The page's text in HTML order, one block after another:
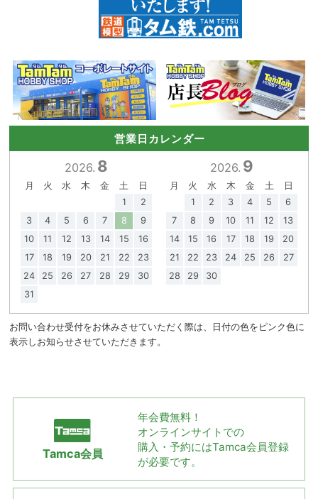
営業日カレンダー
2026. 8
月 火 水 木 金 土
日
1
2
3
4 5 6 7 8
9
10
11 12 13 14 15
16
17
18 19 20 21 22
23
24
25 26 27 28 29
30
31
2026. 9
月 火 水 木 金 土
日
1
2 3 4 5
6
7
8 9 10 11 12
13
14
15 16 17 18 19
20
21
22 23 24 25 26
27
28
29 30
お問い合わせ受付をお休みさせていただく際は、日付の色をピンク色に
表示しお知らせさせていただきます。
Tamca会員
年会費無料！
オンラインサイトでの
購入・予約にはTamca会員登録
が必要です。